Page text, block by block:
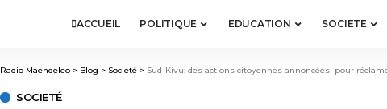
ACCUEIL POLITIQUE EDUCATION SOCIETE
Radio Maendeleo > Blog > Societé > Sud-Kivu: des actions citoyennes annoncées pour
SOCIETÉ